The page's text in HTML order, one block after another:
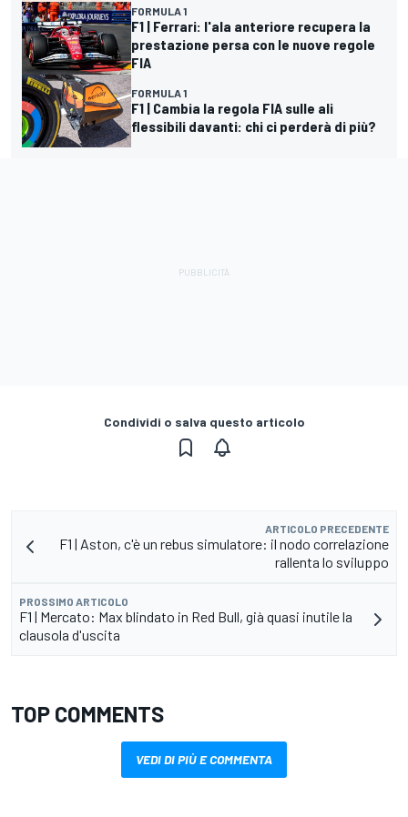
FORMULA 1
F1 | Ferrari: l'ala anteriore recupera la
prestazione persa con le nuove regole
FIA
FORMULA 1
F1 | Cambia la regola FIA sulle ali
flessibili davanti: chi ci perderà di più?
Condividi o salva questo articolo
ARTICOLO PRECEDENTE
F1 | Aston, c'è un rebus simulatore: il nodo correlazione
rallenta lo sviluppo
PROSSIMO ARTICOLO
F1 | Mercato: Max blindato in Red Bull, già quasi inutile la
clausola d'uscita
TOP COMMENTS
VEDI DI PIÙ E COMMENTA